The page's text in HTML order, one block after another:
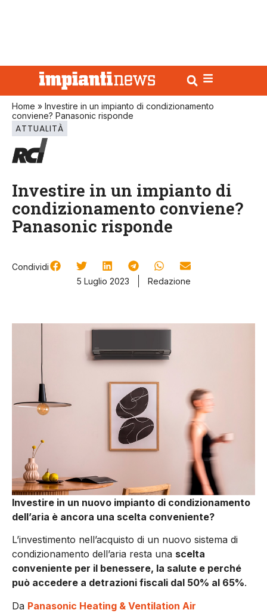
Home » Investire in un impianto di condizionamento
conviene? Panasonic risponde
ATTUALITÀ
Investire in un impianto di
condizionamento conviene?
Panasonic risponde
Condividi
5 Luglio 2023
Redazione
Investire in un nuovo impianto di condizionamento
dell’aria è ancora una scelta conveniente?
L’investimento nell’acquisto di un nuovo sistema di
condizionamento dell’aria resta una scelta
conveniente per il benessere, la salute e perché
può accedere a detrazioni fiscali dal 50% al 65%.
Da Panasonic Heating & Ventilation Air